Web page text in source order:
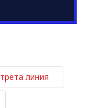
трета линия